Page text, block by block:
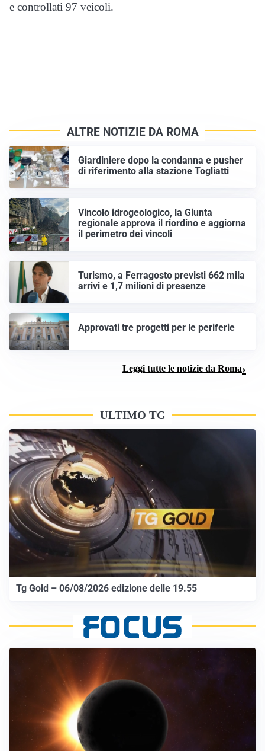
e controllati 97 veicoli.
ALTRE NOTIZIE DA ROMA
Giardiniere dopo la condanna e pusher
di riferimento alla stazione Togliatti
Vincolo idrogeologico, la Giunta
regionale approva il riordino e aggiorna
il perimetro dei vincoli
Turismo, a Ferragosto previsti 662 mila
arrivi e 1,7 milioni di presenze
Approvati tre progetti per le periferie
Leggi tutte le notizie da Roma
ULTIMO TG
Tg Gold – 06/08/2026 edizione delle 19.55